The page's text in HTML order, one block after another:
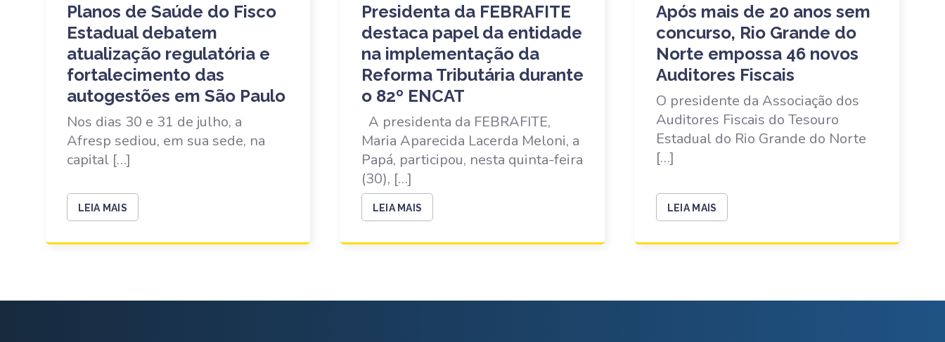
Planos de Saúde do Fisco
Estadual debatem
atualização regulatória e
fortalecimento das
autogestões em São Paulo
Nos dias 30 e 31 de julho, a
Afresp sediou, em sua sede, na
capital […]
LEIA MAIS
Presidenta da FEBRAFITE
destaca papel da entidade
na implementação da
Reforma Tributária durante
o 82º ENCAT
A presidenta da FEBRAFITE,
Maria Aparecida Lacerda Meloni, a
Papá, participou, nesta quinta-feira
(30), […]
LEIA MAIS
Após mais de 20 anos sem
concurso, Rio Grande do
Norte empossa 46 novos
Auditores Fiscais
O presidente da Associação dos
Auditores Fiscais do Tesouro
Estadual do Rio Grande do Norte
[…]
LEIA MAIS